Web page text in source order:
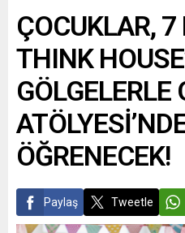
ÇOCUKLAR, 7
THINK
GÖLGELERLE
ÖĞRENECEK!
Paylaş Tweetle